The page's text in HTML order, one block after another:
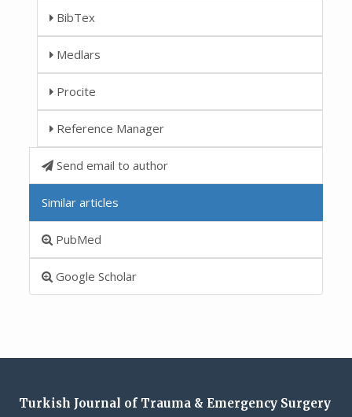
BibTex
Medlars
Procite
Reference Manager
Send email to author
Similar articles
PubMed
Google Scholar
Turkish Journal of Trauma & Emergency Surgery